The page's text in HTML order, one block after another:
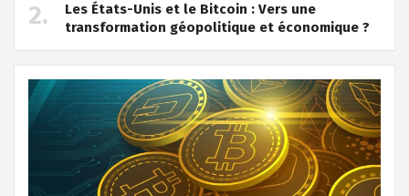
Les États-Unis et le Bitcoin : Vers une
transformation géopolitique et économique ?